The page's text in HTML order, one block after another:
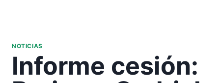
NOTICIAS
Informe cesión: